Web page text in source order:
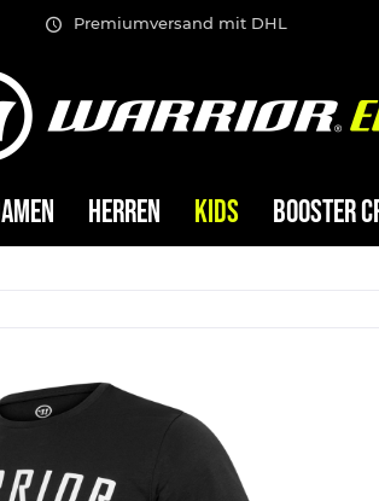
Premiumversand mit DHL
HERREN KIDS BOOSTER